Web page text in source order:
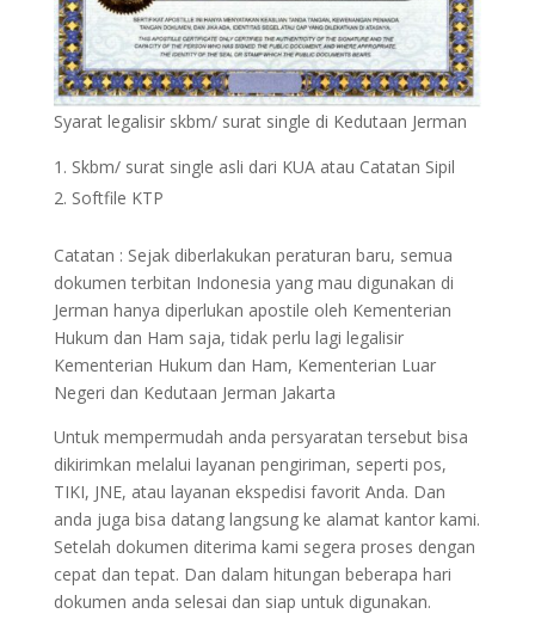
Syarat legalisir skbm/ surat single di Kedutaan Jerman
Skbm/ surat single asli dari KUA atau Catatan Sipil
Softfile KTP
Catatan : Sejak diberlakukan peraturan baru, semua
dokumen terbitan Indonesia yang mau digunakan di
Jerman hanya diperlukan apostile oleh Kementerian
Hukum dan Ham saja, tidak perlu lagi legalisir
Kementerian Hukum dan Ham, Kementerian Luar
Negeri dan Kedutaan Jerman Jakarta
Untuk mempermudah anda persyaratan tersebut bisa
dikirimkan melalui layanan pengiriman, seperti pos,
TIKI, JNE, atau layanan ekspedisi favorit Anda. Dan
anda juga bisa datang langsung ke alamat kantor kami.
Setelah dokumen diterima kami segera proses dengan
cepat dan tepat. Dan dalam hitungan beberapa hari
dokumen anda selesai dan siap untuk digunakan.